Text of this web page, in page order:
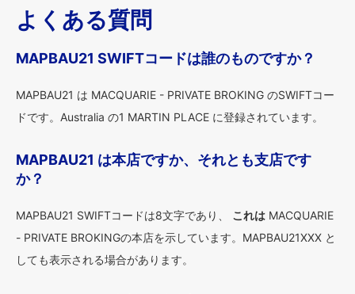
よくある質問
MAPBAU21 SWIFTコードは誰のものですか？
MAPBAU21 は MACQUARIE - PRIVATE BROKING のSWIFTコー
ドです。Australia の1 MARTIN PLACE に登録されています。
MAPBAU21 は本店ですか、それとも支店です
か？
MAPBAU21 SWIFTコードは8文字であり、 これは MACQUARIE
- PRIVATE BROKINGの本店を示しています。MAPBAU21XXX と
しても表示される場合があります。